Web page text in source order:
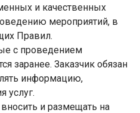
и качественных
мероприятий, в
Правил.
с проведением
заранее. Заказчик обязан
информацию,
услуг.
и размещать на